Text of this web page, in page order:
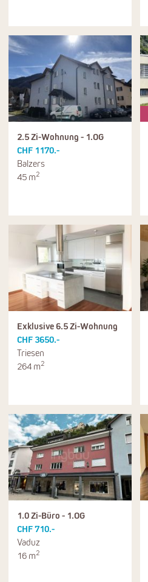
2.5 Zi-Wohnung - 1.OG
CHF 1170.-
Balzers
45 m2
Exklusive 6.5 Zi-Wohnung
CHF 3650.-
Triesen
264 m2
1.0 Zi-Büro - 1.OG
CHF 710.-
Vaduz
16 m2